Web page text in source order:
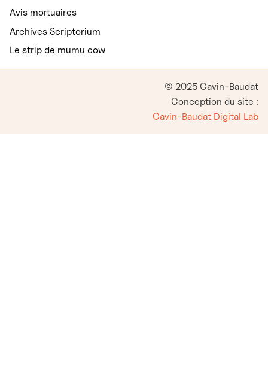
Avis mortuaires
Archives Scriptorium
Le strip de mumu cow
© 2025 Cavin-Baudat
Conception du site :
Cavin-Baudat Digital Lab